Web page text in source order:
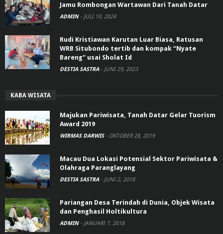
Jamu Rombongan Wartawan Dari Tanah Datar
ADMIN - JULI 10, 2024
Rudi Kristiawan Karutan Luar Biasa, Ratusan
WRB Situbondo tertib dan kompak “Nyate
Bareng” usai Sholat Id
DESTIA SASTRA - JUNI 29, 2023
KABA WISATA
Majukan Pariwisata, Tanah Datar Gelar Tuorism
Award 2019
WIRMAS DARWIS - OKTOBER 28, 2019
Macau Dua Lokasi Potensial Sektor Pariwisata &
Olahraga Paranglayang
DESTIA SASTRA - JUNI 2, 2018
Pariangan Desa Terindah di Dunia, Objek Wisata
dan Penghasil Holtikultura
ADMIN - JANUARI 7, 2018